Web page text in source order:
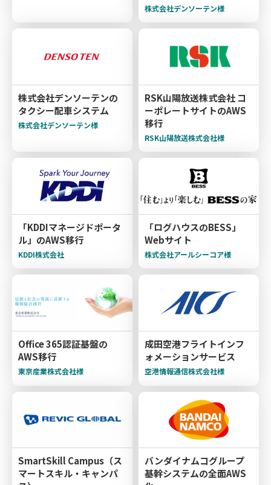
株式会社デンソーテン様
株式会社デンソーテンの
タクシー配車システム
株式会社デンソーテン様
RSK山陽放送株式会社 コ
ーポレートサイトのAWS
移行
RSK山陽放送株式会社様
「KDDIマネージドポータ
ル」のAWS移行
KDDI株式会社
「ログハウスのBESS」
Webサイト
株式会社アールシーコア様
Office 365認証基盤の
AWS移行
東京産業株式会社様
成田空港フライトインフ
ォメーションサービス
空港情報通信株式会社様
SmartSkill Campus（ス
マートスキル・キャンパ
バンダイナムコグループ
基幹システムの全面AWS